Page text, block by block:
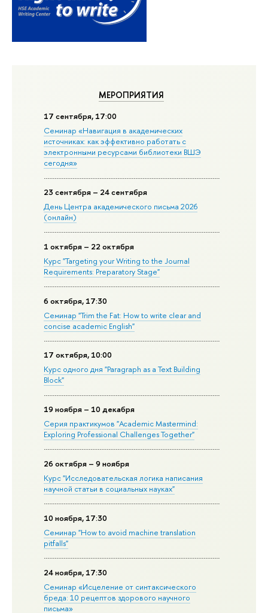
МЕРОПРИЯТИЯ
17 сентября, 17:00
Семинар «Навигация в академических
источниках: как эффективно работать с
электронными ресурсами библиотеки ВШЭ
сегодня»
23 сентября – 24 сентября
День Центра академического письма 2026
(онлайн)
1 октября – 22 октября
Курс "Targeting your Writing to the Journal
Requirements: Preparatory Stage"
6 октября, 17:30
Семинар "Trim the Fat: How to write clear and
concise academic English"
17 октября, 10:00
Курс одного дня "Paragraph as a Text Building
Block"
19 ноября – 10 декабря
Серия практикумов "Academic Mastermind:
Exploring Professional Challenges Together"
26 октября – 9 ноября
Курс "Исследовательская логика написания
научной статьи в социальных науках"
10 ноября, 17:30
Семинар "How to avoid machine translation
pitfalls"
24 ноября, 17:30
Семинар «Исцеление от синтаксического
бреда: 10 рецептов здорового научного
письма»